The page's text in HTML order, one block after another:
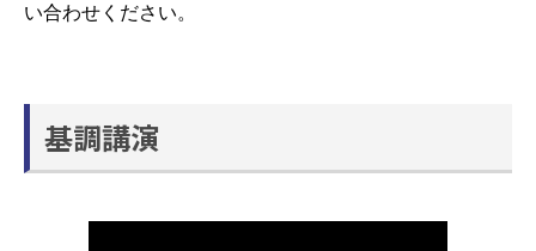
い合わせください。
基調講演